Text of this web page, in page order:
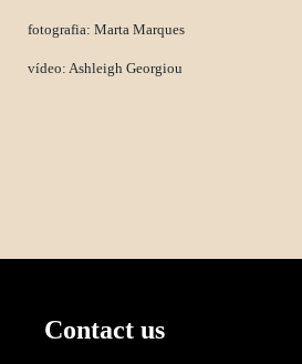
fotografia: Marta Marques
vídeo: Ashleigh Georgiou
Contact us